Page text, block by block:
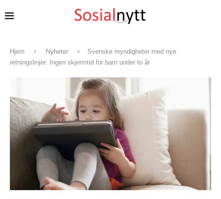
Hjem Nyheter
Svenske myndigheter med nye
retningslinjer: Ingen skjermtid for barn under to år